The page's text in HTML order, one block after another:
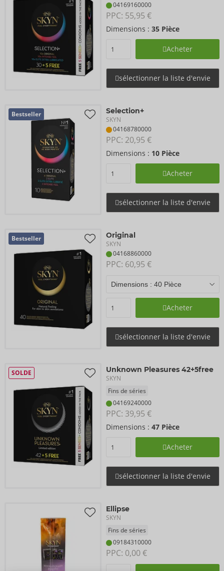
04169160000
PPC: 55,95 €
Dimensions : 35 Pièce
Acheter
sélectionner la liste d'envie
Bestseller Selection+
SKYN
04168780000
PPC: 20,95 €
Dimensions : 10 Pièce
Acheter
sélectionner la liste d'envie
Bestseller Original
SKYN
04168860000
PPC: 60,95 €
Acheter
sélectionner la liste d'envie
SOLDE Unknown Pleasures 42+5free
SKYN
Fins de séries
04169240000
PPC: 39,95 €
Dimensions : 47 Pièce
Acheter
sélectionner la liste d'envie
Ellipse
SKYN
Fins de séries
09184310000
PPC: 0,00 €